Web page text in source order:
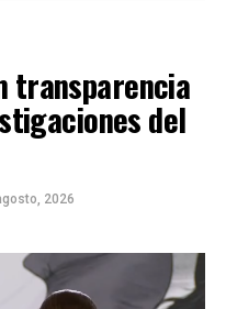
transparencia
del
2026